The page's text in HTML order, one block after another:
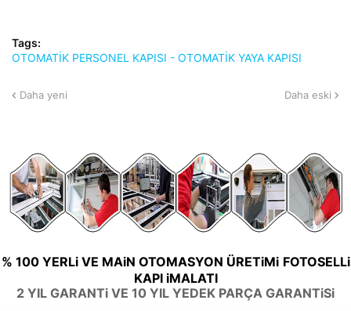
Tags:
OTOMATİK PERSONEL KAPISI - OTOMATİK YAYA KAPISI
Daha yeni Daha eski
% 100 YERLi VE MAiN OTOMASYON ÜRETiMi FOTOSELLi
KAPI iMALATI
2 YIL GARANTi VE 10 YIL YEDEK PARÇA GARANTiSi